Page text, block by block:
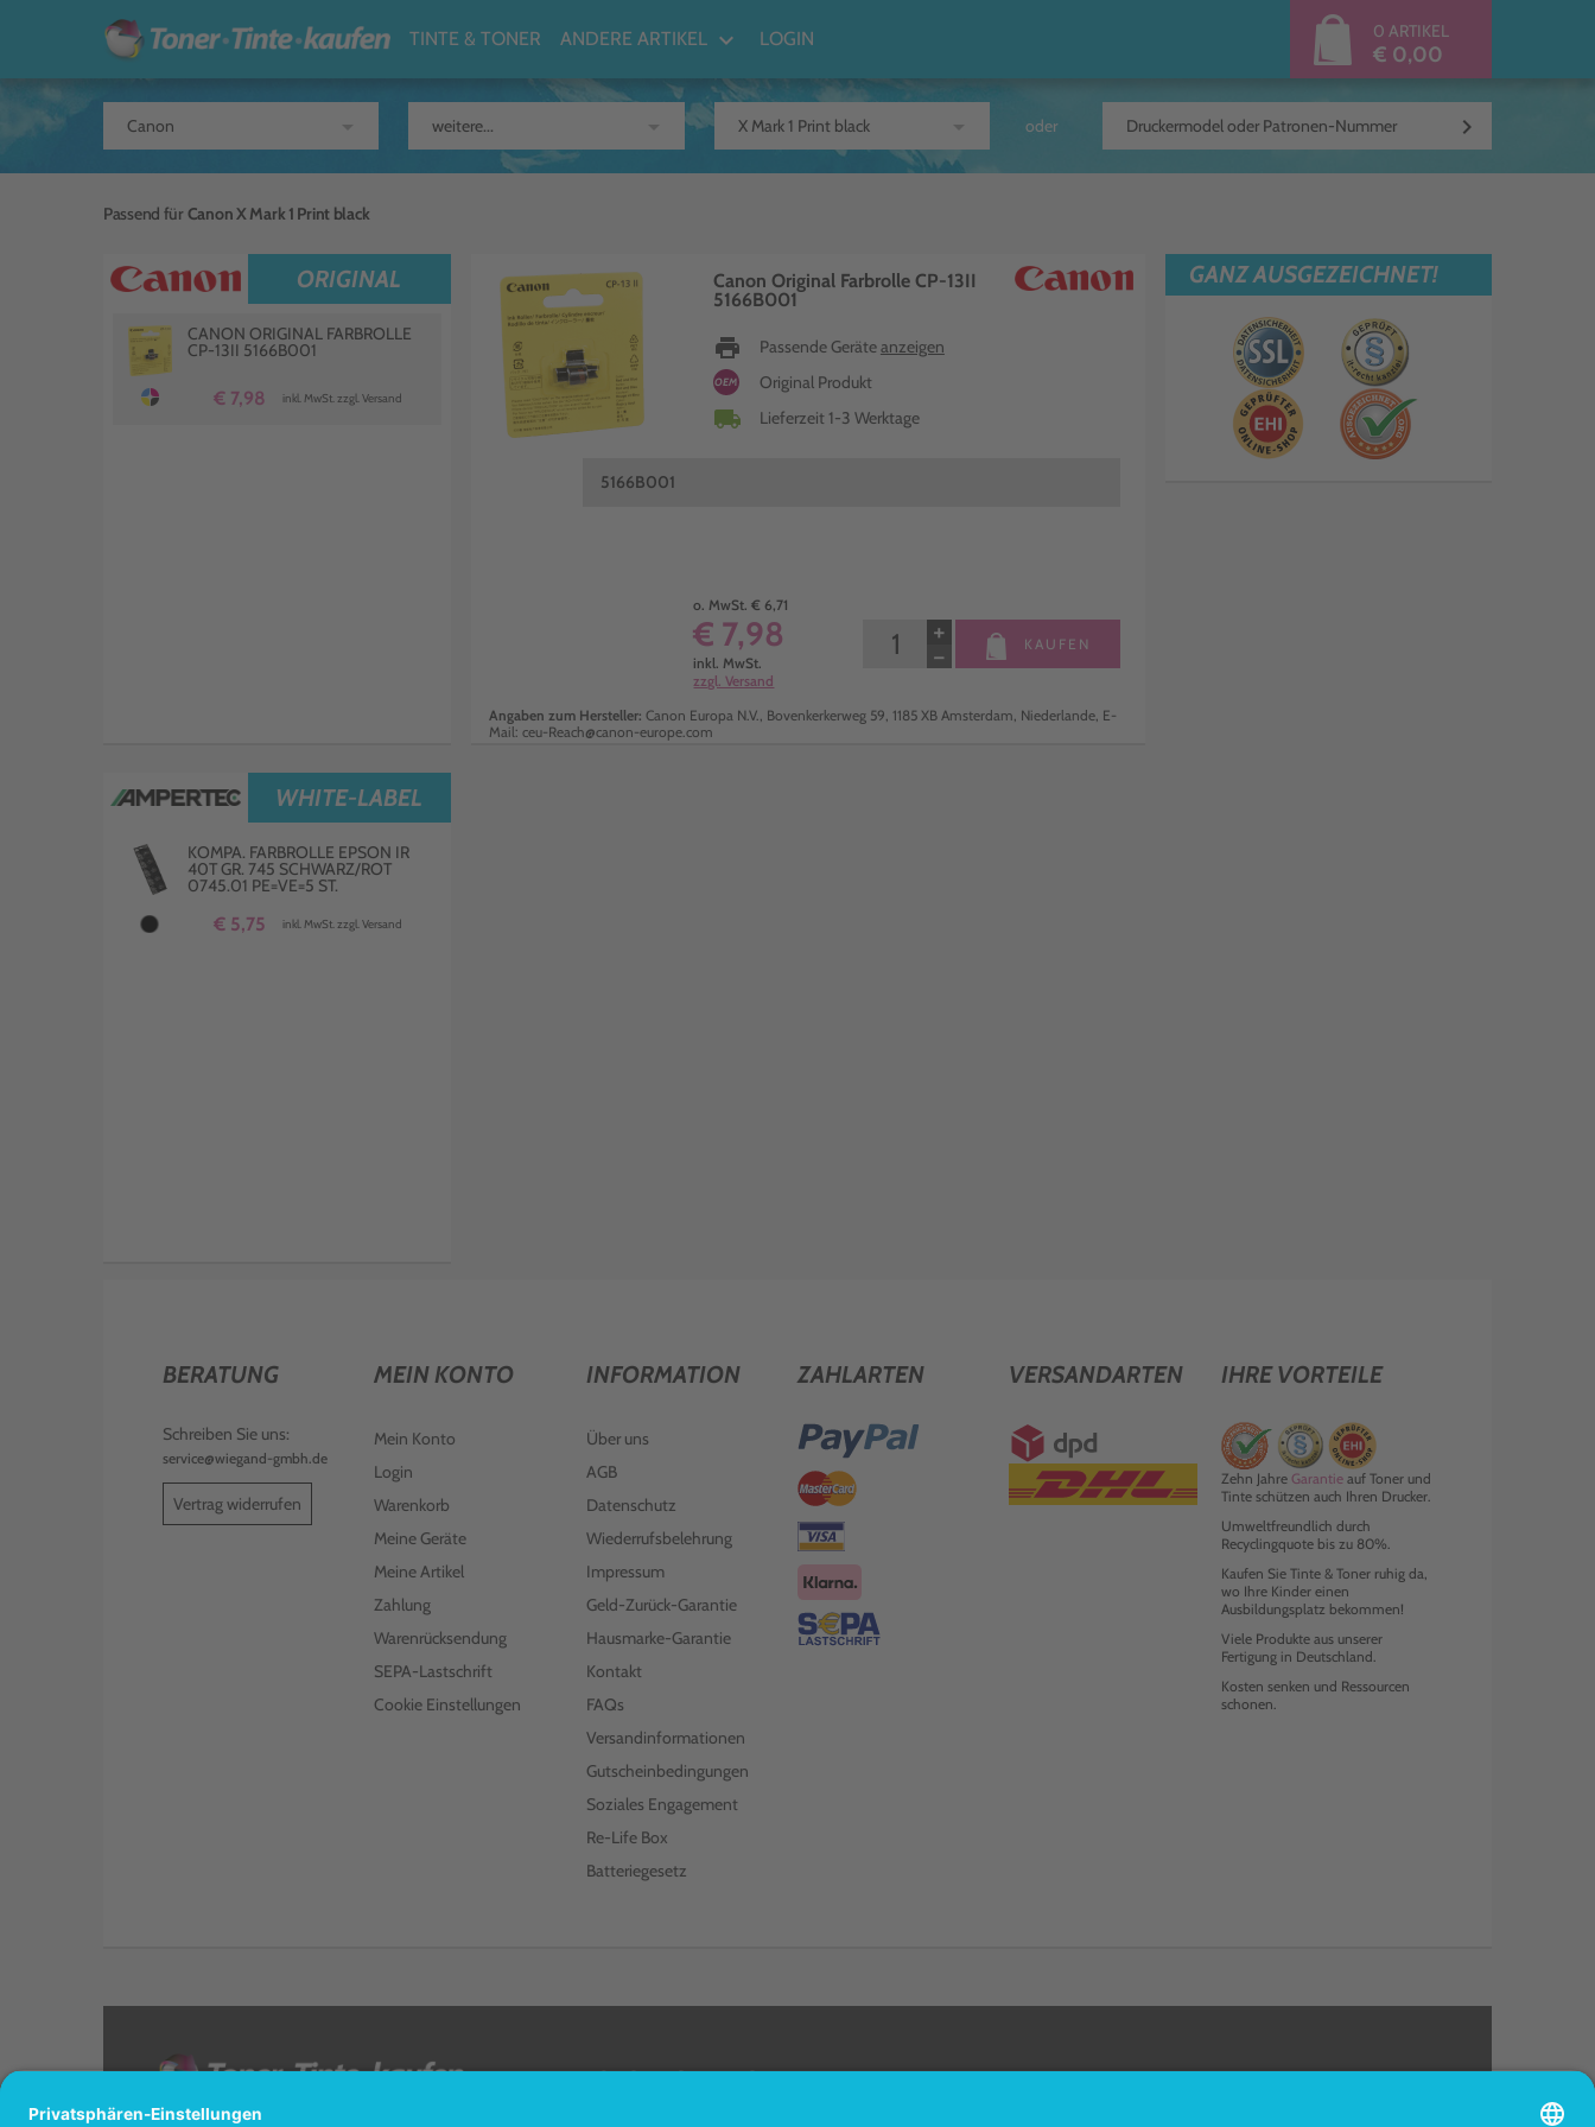
TINTE & TONER ANDERE ARTIKEL keyboard_arrow_down LOGIN 0 ARTIKEL
€ 0,00
oder keyboard_arrow_right
Passend fürCanon X Mark 1 Print black
ORIGINAL
CANON ORIGINAL FARBROLLE
CP-13II 5166B001
€ 7,98 inkl. MwSt. zzgl. Versand
Canon Original Farbrolle CP-13II
5166B001
print Passende Geräteanzeigen
OEM Original Produkt
local_shipping Lieferzeit 1-3 Werktage
5166B001
o. MwSt. € 6,71
€ 7,98
inkl. MwSt.
zzgl. Versand
−
+ KAUFEN
Angaben zum Hersteller: Canon Europa N.V., Bovenkerkerweg 59, 1185 XB Amsterdam, Niederlande, E-
Mail: ceu-Reach@canon-europe.com
GANZ AUSGEZEICHNET!
WHITE-LABEL
KOMPA. FARBROLLE EPSON IR
40T GR. 745 SCHWARZ/ROT
0745.01 PE=VE=5 ST.
€ 5,75 inkl. MwSt. zzgl. Versand
BERATUNG
Schreiben Sie uns:
service@wiegand-gmbh.de
Vertrag widerrufen
MEIN KONTO
Mein Konto
Login
Warenkorb
Meine Geräte
Meine Artikel
Zahlung
Warenrücksendung
SEPA-Lastschrift
Cookie Einstellungen
INFORMATION
Über uns
AGB
Datenschutz
Wiederrufsbelehrung
Impressum
Geld-Zurück-Garantie
Hausmarke-Garantie
Kontakt
FAQs
Versandinformationen
Gutscheinbedingungen
Soziales Engagement
Re-Life Box
Batteriegesetz
ZAHLARTEN VERSANDARTEN IHRE VORTEILE
Zehn Jahre Garantieauf Toner und
Tinte schützen auch Ihren Drucker.
Umweltfreundlich durch
Recyclingquote bis zu 80%.
Kaufen Sie Tinte & Toner ruhig da,
wo Ihre Kinder einen
Ausbildungsplatz bekommen!
Viele Produkte aus unserer
Fertigung in Deutschland.
Kosten senken und Ressourcen
schonen.
< FOLGEN SIE UNS